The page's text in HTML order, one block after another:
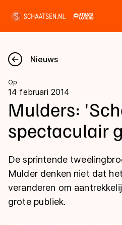
Nieuws
Kalender
Disciplines
Langebaan
Shorttrack
Inlineskaten
Uitslagen
Langebaan
Shorttrack
Tijden & historie
Nieuws
Op
14 februari 2014
Mulders:
spectaculair
De sprintende
Mulder denken niet dat
veranderen om
grote publiek.